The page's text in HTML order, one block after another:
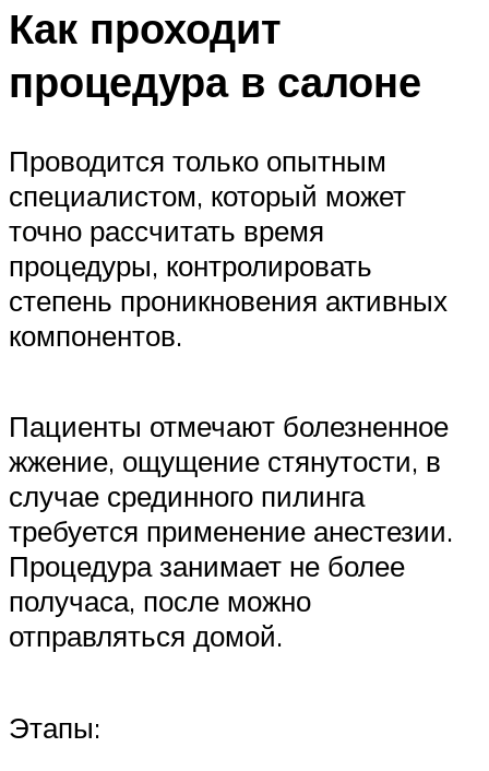
Как проходит
процедура в салоне
Проводится только опытным
специалистом, который может
точно рассчитать время
процедуры, контролировать
степень проникновения активных
компонентов.
Пациенты отмечают болезненное
жжение, ощущение стянутости, в
случае срединного пилинга
требуется применение анестезии.
Процедура занимает не более
получаса, после можно
отправляться домой.
Этапы: